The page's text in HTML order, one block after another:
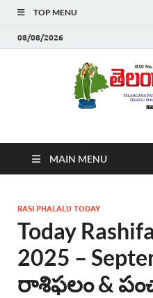
TOP MENU
08/08/2026
,Latest Telangana News,
Breaking News, Telugu
తెలుగు వార్తలు , బ్రేకింగ్
తెలుగు న్యూస్ పేపర్
MAIN MENU
RASI PHALALU TODAY
Today
2025 –
రాశిఫలం &